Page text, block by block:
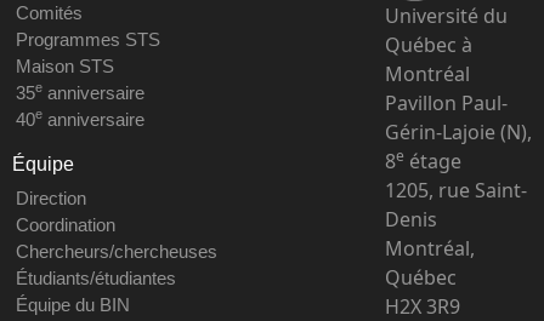
Comités
Programmes STS
Maison STS
35eanniversaire
40eanniversaire
Équipe
Direction
Coordination
Chercheurs/chercheuses
Étudiants/étudiantes
Équipe du BIN
Université du
Québec à
Montréal
Pavillon Paul-
Gérin-Lajoie (N),
8e étage
1205, rue Saint-
Denis
Montréal,
Québec
H2X 3R9